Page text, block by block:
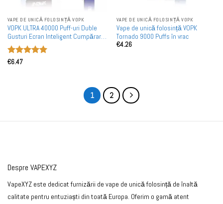
VAPE DE UNICĂ FOLOSINȚĂ VOPK
VOPK ULTRA 40000 Puff-uri Duble
Gusturi Ecran Inteligent Cumpărare
în Vrac Vape-uri Reîncărcabile de
Unică Folosință angro
Evaluat la
€6.47
VAPE DE UNICĂ FOLOSINȚĂ VOPK
Vape de unică folosință VOPK
Tornado 9000 Puffs în vrac
€4.26
1 2
Despre VAPEXYZ
VapeXYZ este dedicat furnizării de vape de unică folosință de înaltă
calitate pentru entuziaști din toată Europa. Oferim o gamă atent